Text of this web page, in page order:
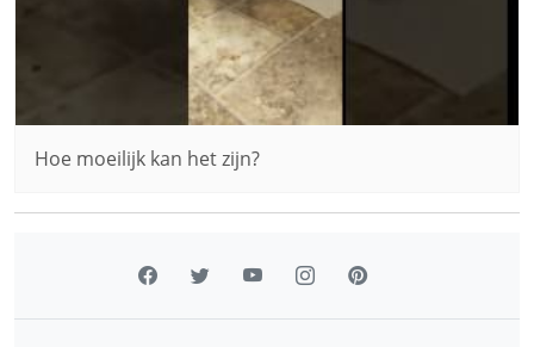
Hoe moeilijk kan het zijn?